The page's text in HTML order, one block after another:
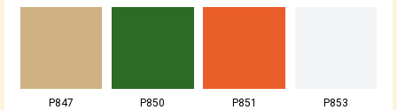
P847 P850 P851 P853